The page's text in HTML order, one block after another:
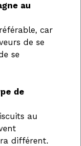
au
car
de se
se
de
au
différent.